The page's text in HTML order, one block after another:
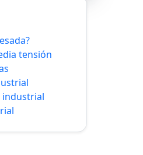
tensión
industrial